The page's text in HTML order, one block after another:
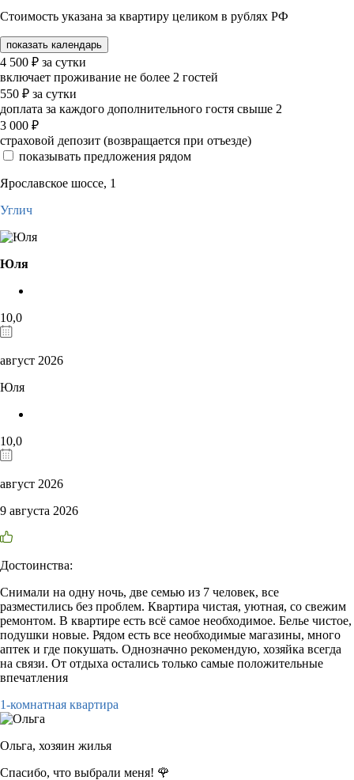
Стоимость указана за квартиру целиком в рублях РФ
показать календарь
4 500 ₽ за сутки
включает проживание не более 2 гостей
550 ₽ за сутки
доплата за каждого дополнительного гостя свыше 2
3 000 ₽
страховой депозит (возвращается при отъезде)
показывать предложения рядом
Ярославское шоссе, 1
Углич
Юля
10,0
август 2026
Юля
10,0
август 2026
9 августа 2026
Достоинства:
Снимали на одну ночь, две семью из 7 человек, все
разместились без проблем. Квартира чистая, уютная, со свежим
ремонтом. В квартире есть всё самое необходимое. Белье чистое,
подушки новые. Рядом есть все необходимые магазины, много
аптек и где покушать. Однозначно рекомендую, хозяйка всегда
на связи. От отдыха остались только самые положительные
впечатления
1-комнатная квартира
Ольга, хозяин жилья
Спасибо, что выбрали меня! 🌹